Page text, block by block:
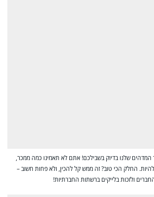
המדהים שלנו בדיוק בשבילכם! אתם לא תאמינו כמה ממכר,
החלק הכי טוב? זה ממש קל להכין, ולא פחות חשוב –
ולזכות בלייקים ברשתות החברתיות!